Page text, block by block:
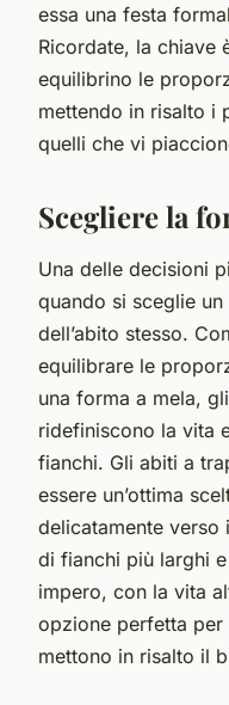
essa una festa
Ricordate, la chiave
equilibrino le
mettendo in risalto i
quelli che vi
Scegliere la
Una delle decisioni
quando si sceglie
dell’abito stesso.
equilibrare le
una forma a mela,
ridefiniscono la vita
fianchi. Gli abiti a
essere un’ottima
delicatamente verso
di fianchi più larghi
impero, con la vita
opzione perfetta
mettono in risalto il